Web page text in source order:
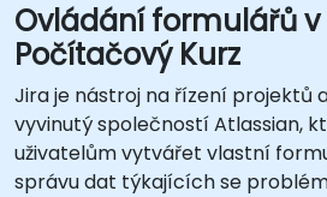
Ovládání formulářů v
Počítačový Kurz
Jira je nástroj na řízení projektů
vyvinutý společností Atlassian,
uživatelům vytvářet vlastní
správu dat týkajících se